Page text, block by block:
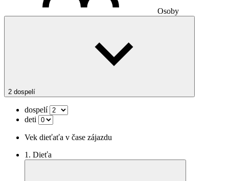
Osoby
2 dospelí
dospelí
deti
Vek dieťaťa v čase zájazdu
1. Dieťa